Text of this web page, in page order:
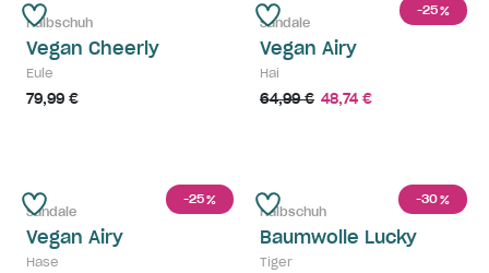
Halbschuh
Vegan Cheerly
Eule
79,99 €
-25%
Sandale
Vegan Airy
Hai
64,99 € 48,74 €
-25%
Sandale
Vegan Airy
Hase
-30%
Halbschuh
Baumwolle Lucky
Tiger